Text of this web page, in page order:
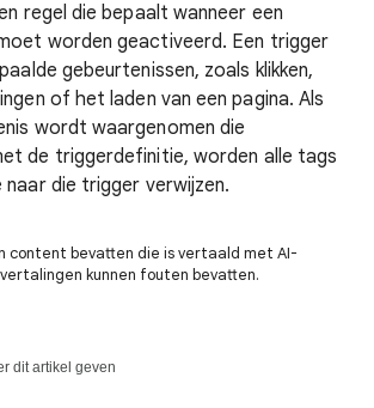
regel die bepaalt wanneer een
worden geactiveerd. Een trigger
gebeurtenissen, zoals klikken,
of het laden van een pagina. Als
wordt waargenomen die
de triggerdefinitie, worden alle tags
die trigger verwijzen.
content bevatten die is vertaald met AI-
kunnen fouten bevatten.
dit artikel geven